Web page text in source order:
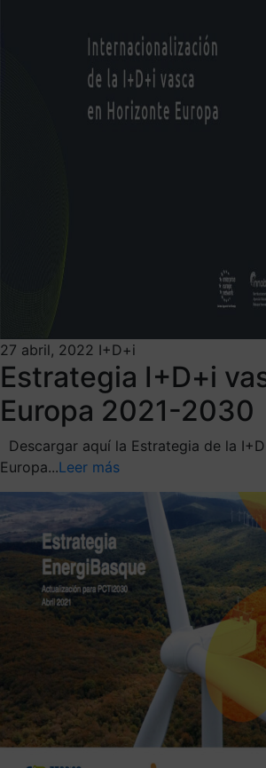
27 abril, 2022 I+D+i
Estrategia I+D+i
Europa 2021-2030
Descargar aquí la Estrategia de la
Europa...Leer más